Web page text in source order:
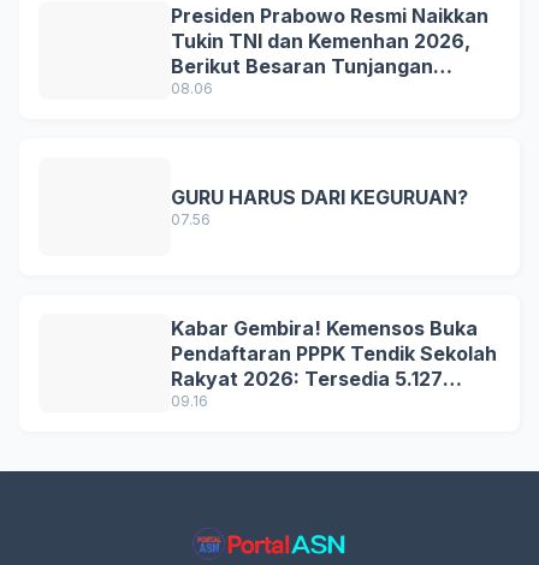
Presiden Prabowo Resmi Naikkan
Tukin TNI dan Kemenhan 2026,
Berikut Besaran Tunjangan
Terbaru
08.06
GURU HARUS DARI KEGURUAN?
07.56
Kabar Gembira! Kemensos Buka
Pendaftaran PPPK Tendik Sekolah
Rakyat 2026: Tersedia 5.127
Formasi, Simak Syarat dan
09.16